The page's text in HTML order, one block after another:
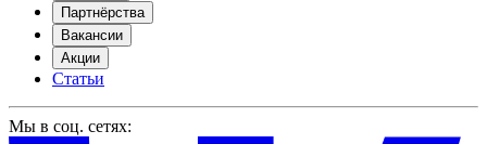
Партнёрства
Вакансии
Акции
Статьи
Мы в соц. сетях: